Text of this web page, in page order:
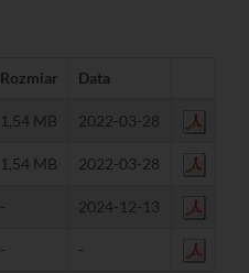
Rozmiar Data
1,54 MB 2022-03-28
1,54 MB 2022-03-28
- 2024-12-13
- -